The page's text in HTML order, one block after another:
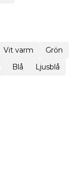
Vit varm
Grön
Blå
Ljusblå